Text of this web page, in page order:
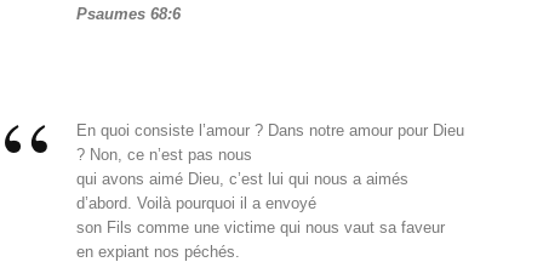
Psaumes 68:6
En quoi consiste l’amour ? Dans notre amour pour Dieu
? Non, ce n’est pas nous
qui avons aimé Dieu, c’est lui qui nous a aimés
d’abord. Voilà pourquoi il a envoyé
son Fils comme une victime qui nous vaut sa faveur
en expiant nos péchés.